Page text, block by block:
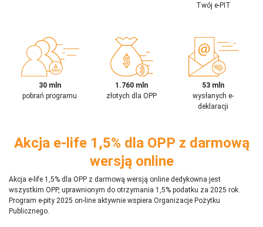
Twój e-PIT
30 mln
pobrań programu
1.760 mln
złotych dla OPP
53 mln
wysłanych e-
deklaracji
Akcja e-life 1,5% dla OPP z darmową
wersją online
Akcja e-life 1,5% dla OPP z darmową wersją online dedykowna jest
wszystkim OPP, uprawnionym do otrzymania 1,5% podatku za 2025 rok.
Program e-pity 2025 on-line aktywnie wspiera Organizacje Pożytku
Publicznego.